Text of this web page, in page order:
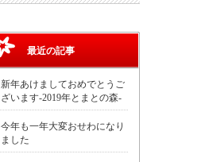
最近の記事
新年あけましておめでとうご
ざいます-2019年とまとの森-
今年も一年大変おせわになり
ました